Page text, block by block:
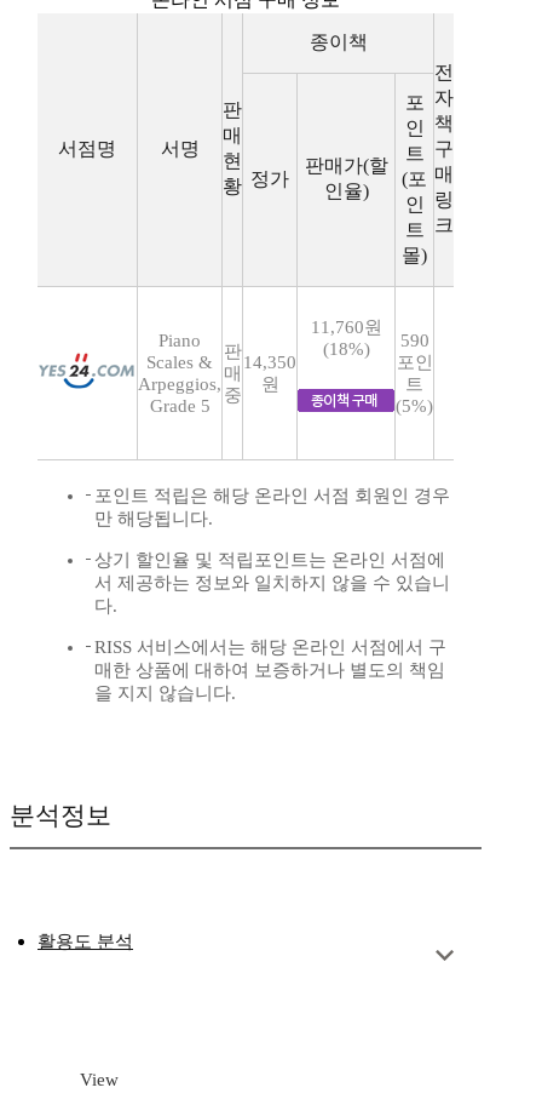
서점명 서명
판
매
현
황
종이책
전
자
책
구
매
링
크
정가
판매가(할
인율)
포
인
트
(포
인
트
몰)
Piano
Scales &
Arpeggios,
Grade 5
판
매
중
14,350
원
11,760원
(18%)
590
포인
트
(5%)
포인트 적립은 해당 온라인 서점 회원인 경우
만 해당됩니다.
상기 할인율 및 적립포인트는 온라인 서점에
서 제공하는 정보와 일치하지 않을 수 있습니
다.
RISS 서비스에서는 해당 온라인 서점에서 구
매한 상품에 대하여 보증하거나 별도의 책임
을 지지 않습니다.
분석정보
활용도 분석
View